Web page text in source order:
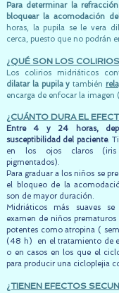
Para determinar la
bloquear la acomodación
horas, la pupila se le vera
cerca, puesto que no podrán
¿QUÉ SON LOS
Los colirios midriáticos
dilatar la pupila ytambién
encarga de enfocar la
¿CUÁNTO DURA EL
Entre 4 y 24 horas,
susceptibilidad del paciente.
en los ojos claros (iris
pigmentados).
Para graduar a los niños se
el bloqueo de la
son de mayor duración.
Midriáticos más suaves
examen de niños
potentes como atropina (
(48 h) en el tratamiento de
o en casos en los que el
para producir una cicloplejia
¿TIENEN EFECTOS